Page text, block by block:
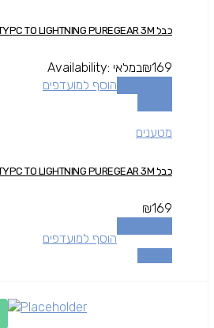
כבל TYPC TO LIGHTNING PUREGEAR 3M
₪169
Availability: במלאי
הוסף למועדפים
מטענים
כבל TYPC TO LIGHTNING PUREGEAR 3M
₪169
הוסף למועדפים